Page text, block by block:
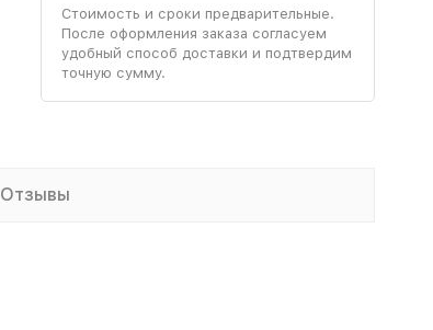
Стоимость и сроки предварительные.
После оформления заказа согласуем
удобный способ доставки и подтвердим
точную сумму.
Отзывы